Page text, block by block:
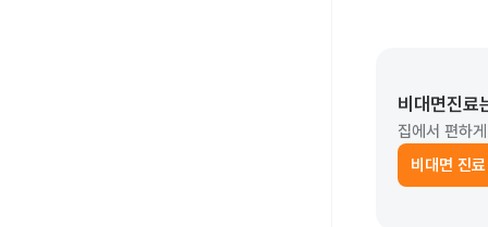
비대면진료
집에서 편하
비대면 진